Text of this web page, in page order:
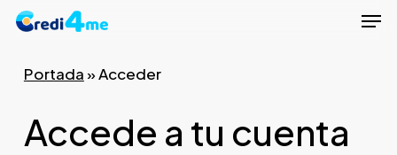
Skip
mainPortada»Acceder
Accede a tu cuenta